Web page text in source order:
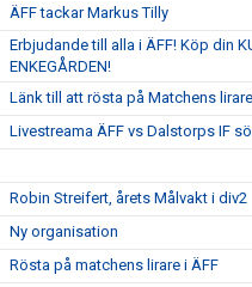
ÄFF tackar Markus Tilly
Erbjudande till alla i ÄFF! Köp din
ENKEGÅRDEN!
Länk till att rösta på Matchens
Livestreama ÄFF vs Dalstorps IF
Robin Streifert, årets Målvakt i div2
Ny organisation
Rösta på matchens lirare i ÄFF